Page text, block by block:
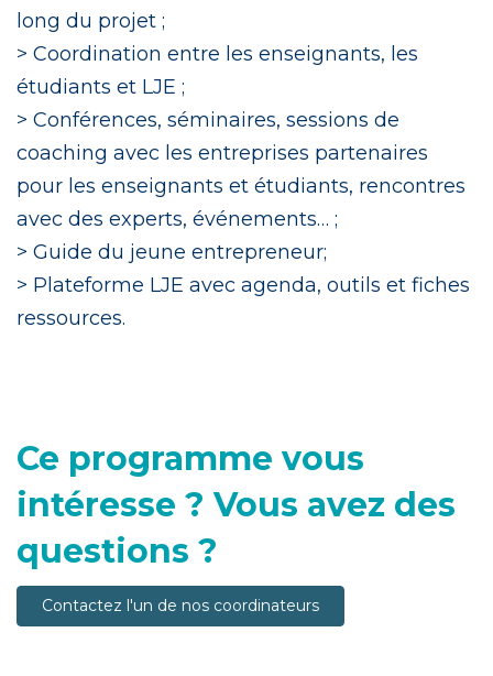
long du projet ;
> Coordination entre les enseignants, les
étudiants et LJE ;
> Conférences, séminaires, sessions de
coaching avec les entreprises partenaires
pour les enseignants et étudiants, rencontres
avec des experts, événements… ;
> Guide du jeune entrepreneur;
> Plateforme LJE avec agenda, outils et fiches
ressources.
Ce programme vous
intéresse ? Vous avez des
questions ?
Contactez l'un de nos coordinateurs